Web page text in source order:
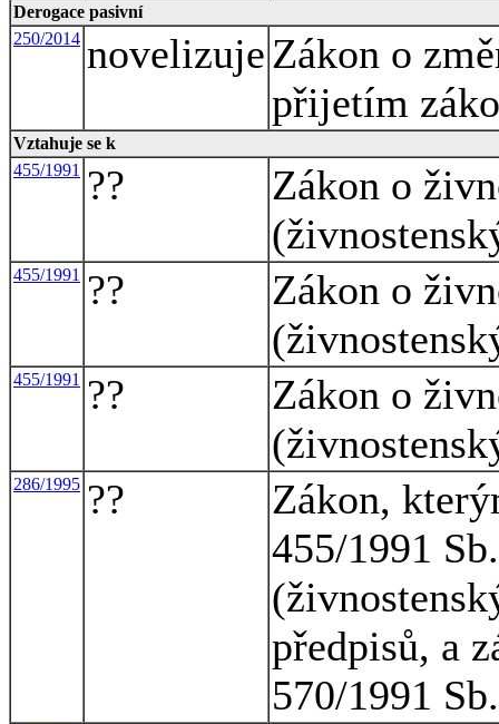
Derogace pasivní
250/2014 novelizujeZákon o
přijetím
Vztahuje se k
455/1991
??
Zákon o
455/1991 ??
Zákon o
455/1991 ??
Zákon o
286/1995 ??
Zákon,
455/1991
předpisů, a
570/1991